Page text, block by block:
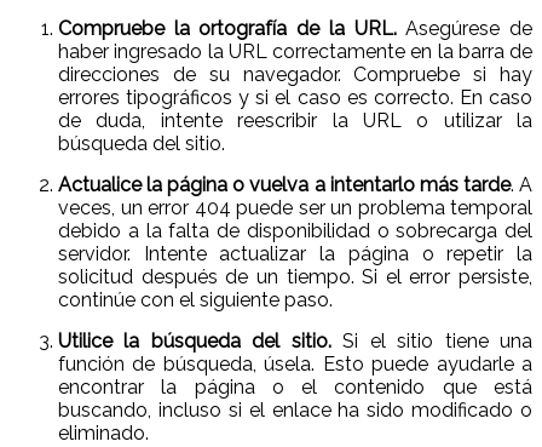
Compruebe la ortografía de la URL.Asegúrese de
haber ingresado la URL correctamente en la barra de
direcciones de su navegador. Compruebe si hay
errores tipográficos y si el caso es correcto. En caso
de duda, intente reescribir la URL o utilizar la
búsqueda del sitio.
Actualice la página o vuelva a intentarlo más tarde. A
veces, un error 404 puede ser un problema temporal
debido a la falta de disponibilidad o sobrecarga del
servidor. Intente actualizar la página o repetir la
solicitud después de un tiempo. Si el error persiste,
continúe con el siguiente paso.
Utilice la búsqueda del sitio.Si el sitio tiene una
función de búsqueda, úsela. Esto puede ayudarle a
encontrar la página o el contenido que está
buscando, incluso si el enlace ha sido modificado o
eliminado.